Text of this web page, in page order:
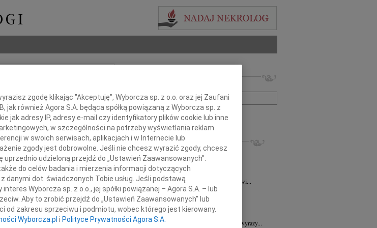
Szukaj nekrologów i wspomnień
+ szukanie zaawansowane
INNE NEKROLOGI
Barbara Korony07.08.2026Wrocław
Z głębokim żalem i smutkiem przyjęliśmy...
Lucyna Wróbel06.08.2026
Naszemu Przyjacielowi Michałowi Łuczakowi...
06.08.2026
Wrocław
Annie Ciskowskiej wyrazy najgłębszego...
31.07.2026Wrocław
Panu Sędziemu Januszowi Kaspryszynowi wyrazy...
zgodę klikając "Akceptuję", Wyborcza sp. z o.o. oraz jej Zaufani
jak również Agora S.A. będąca spółką powiązaną z Wyborcza sp. z
jak adresy IP, adresy e-mail czy identyfikatory plików cookie lub inne
w szczególności na potrzeby wyświetlania reklam
w swoich serwisach, aplikacjach i w Internecie lub
zgody jest dobrowolne. Jeśli nie chcesz wyrazić zgody, chcesz
udzieloną przejdź do „Ustawień Zaawansowanych”.
do celów badania i mierzenia informacji dotyczących
danymi dot. świadczonych Tobie usług. Jeśli podstawą
Wyborcza sp. z o.o., jej spółki powiązanej – Agora S.A. – lub
Aby to zrobić przejdź do „Ustawień Zaawansowanych” lub
zakresu sprzeciwu i podmiotu, wobec którego jest kierowany.
Wyborcza.pl i Polityce Prywatności Agora S.A.